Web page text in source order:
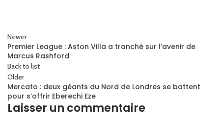
Newer
Premier League : Aston Villa a tranché sur l’avenir de
Marcus Rashford
Back to list
Older
Mercato : deux géants du Nord de Londres se battent
pour s’offrir Eberechi Eze
Laisser un commentaire